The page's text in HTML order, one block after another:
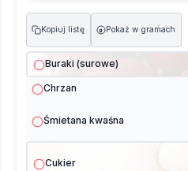
Kopiuj listę g Pokaż w gramach
Buraki (surowe)
Chrzan
Śmietana kwaśna
Cukier